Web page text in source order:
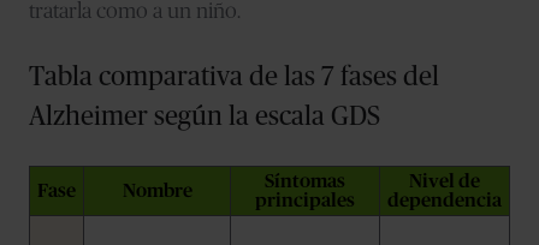
tratarla como a un niño.
Tabla comparativa de las 7 fases del
Alzheimer según la escala GDS
Fase Nombre
Síntomas
principales
Nivel de
dependencia